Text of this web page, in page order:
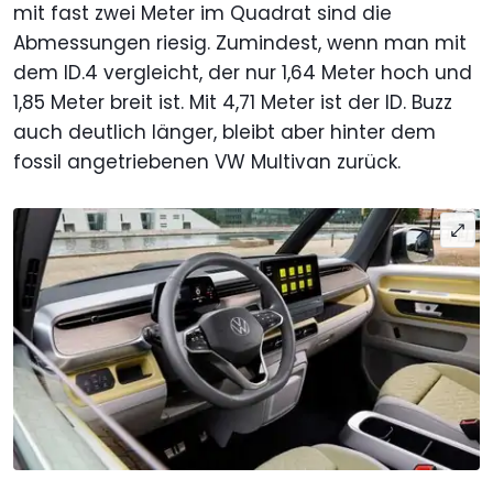
mit fast zwei Meter im Quadrat sind die
Abmessungen riesig. Zumindest, wenn man mit
dem ID.4 vergleicht, der nur 1,64 Meter hoch und
1,85 Meter breit ist. Mit 4,71 Meter ist der ID. Buzz
auch deutlich länger, bleibt aber hinter dem
fossil angetriebenen VW Multivan zurück.